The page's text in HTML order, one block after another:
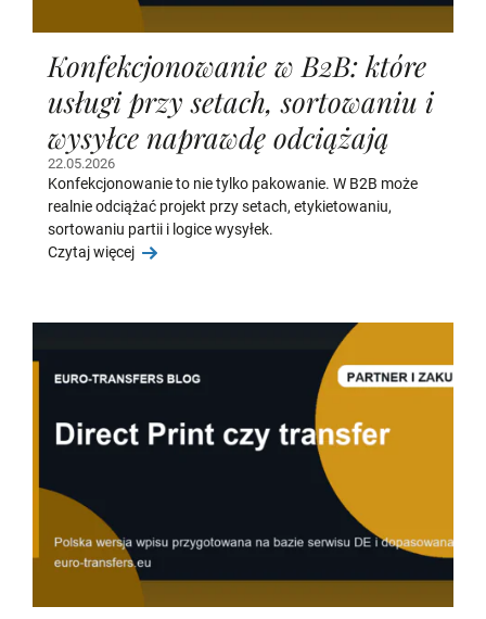
Konfekcjonowanie w B2B: które
usługi przy setach, sortowaniu i
wysyłce naprawdę odciążają
22.05.2026
Konfekcjonowanie to nie tylko pakowanie. W B2B może
realnie odciążać projekt przy setach, etykietowaniu,
sortowaniu partii i logice wysyłek.
Czytaj więcej